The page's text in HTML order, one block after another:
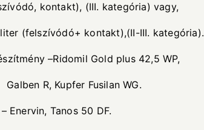
kontakt), (III. kategória) vagy,
kontakt),(II-III. kategória).
Gold plus 42,5 WP,
WG.
Tanos 50 DF.